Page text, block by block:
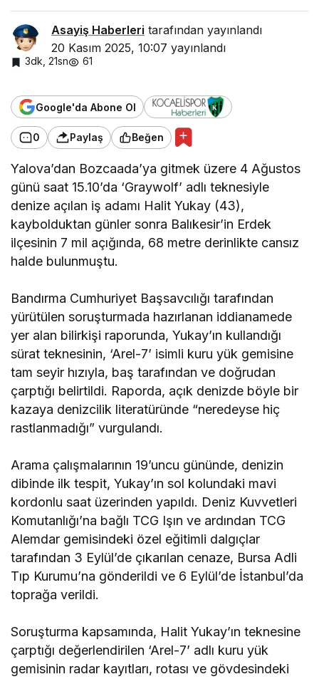
Asayiş Haberleri tarafından yayınlandı
20 Kasım 2025, 10:07 yayınlandı
3dk, 21sn 61
Google'da Abone Ol
0 Paylaş Beğen
Yalova’dan Bozcaada’ya gitmek üzere 4 Ağustos
günü saat 15.10’da ‘Graywolf’ adlı teknesiyle
denize açılan iş adamı Halit Yukay (43),
kaybolduktan günler sonra Balıkesir’in Erdek
ilçesinin 7 mil açığında, 68 metre derinlikte cansız
halde bulunmuştu.
Bandırma Cumhuriyet Başsavcılığı tarafından
yürütülen soruşturmada hazırlanan iddianamede
yer alan bilirkişi raporunda, Yukay’ın kullandığı
sürat teknesinin, ‘Arel-7’ isimli kuru yük gemisine
tam seyir hızıyla, baş tarafından ve doğrudan
çarptığı belirtildi. Raporda, açık denizde böyle bir
kazaya denizcilik literatüründe “neredeyse hiç
rastlanmadığı” vurgulandı.
Arama çalışmalarının 19’uncu gününde, denizin
dibinde ilk tespit, Yukay’ın sol kolundaki mavi
kordonlu saat üzerinden yapıldı. Deniz Kuvvetleri
Komutanlığı’na bağlı TCG Işın ve ardından TCG
Alemdar gemisindeki özel eğitimli dalgıçlar
tarafından 3 Eylül’de çıkarılan cenaze, Bursa Adli
Tıp Kurumu’na gönderildi ve 6 Eylül’de İstanbul’da
toprağa verildi.
Soruşturma kapsamında, Halit Yukay’ın teknesine
çarptığı değerlendirilen ‘Arel-7’ adlı kuru yük
gemisinin radar kayıtları, rotası ve gövdesindeki